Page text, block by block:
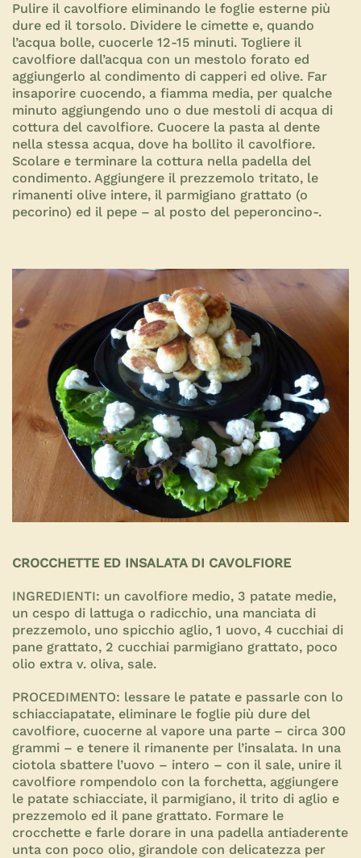
Pulire il cavolfiore eliminando le foglie esterne più
dure ed il torsolo. Dividere le cimette e, quando
l’acqua bolle, cuocerle 12-15 minuti. Togliere il
cavolfiore dall’acqua con un mestolo forato ed
aggiungerlo al condimento di capperi ed olive. Far
insaporire cuocendo, a fiamma media, per qualche
minuto aggiungendo uno o due mestoli di acqua di
cottura del cavolfiore. Cuocere la pasta al dente
nella stessa acqua, dove ha bollito il cavolfiore.
Scolare e terminare la cottura nella padella del
condimento. Aggiungere il prezzemolo tritato, le
rimanenti olive intere, il parmigiano grattato (o
pecorino) ed il pepe – al posto del peperoncino-.
CROCCHETTE ED INSALATA DI CAVOLFIORE
INGREDIENTI: un cavolfiore medio, 3 patate medie,
un cespo di lattuga o radicchio, una manciata di
prezzemolo, uno spicchio aglio, 1 uovo, 4 cucchiai di
pane grattato, 2 cucchiai parmigiano grattato, poco
olio extra v. oliva, sale.
PROCEDIMENTO: lessare le patate e passarle con lo
schiacciapatate, eliminare le foglie più dure del
cavolfiore, cuocerne al vapore una parte – circa 300
grammi – e tenere il rimanente per l’insalata. In una
ciotola sbattere l’uovo – intero – con il sale, unire il
cavolfiore rompendolo con la forchetta, aggiungere
le patate schiacciate, il parmigiano, il trito di aglio e
prezzemolo ed il pane grattato. Formare le
crocchette e farle dorare in una padella antiaderente
unta con poco olio, girandole con delicatezza per